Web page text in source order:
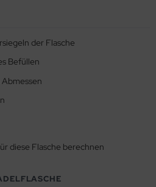
der Flasche
Befüllen